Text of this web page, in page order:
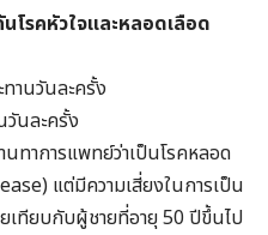
รคหัวใจและหลอดเลือด
านวันละครั้ง
นละครั้ง
ทาการแพทย์ว่าเป็นโรคหลอด
แต่มีความเสี่ยงในการเป็น
เทียบกับผู้ชายที่อายุ 50 ปีขึ้นไป